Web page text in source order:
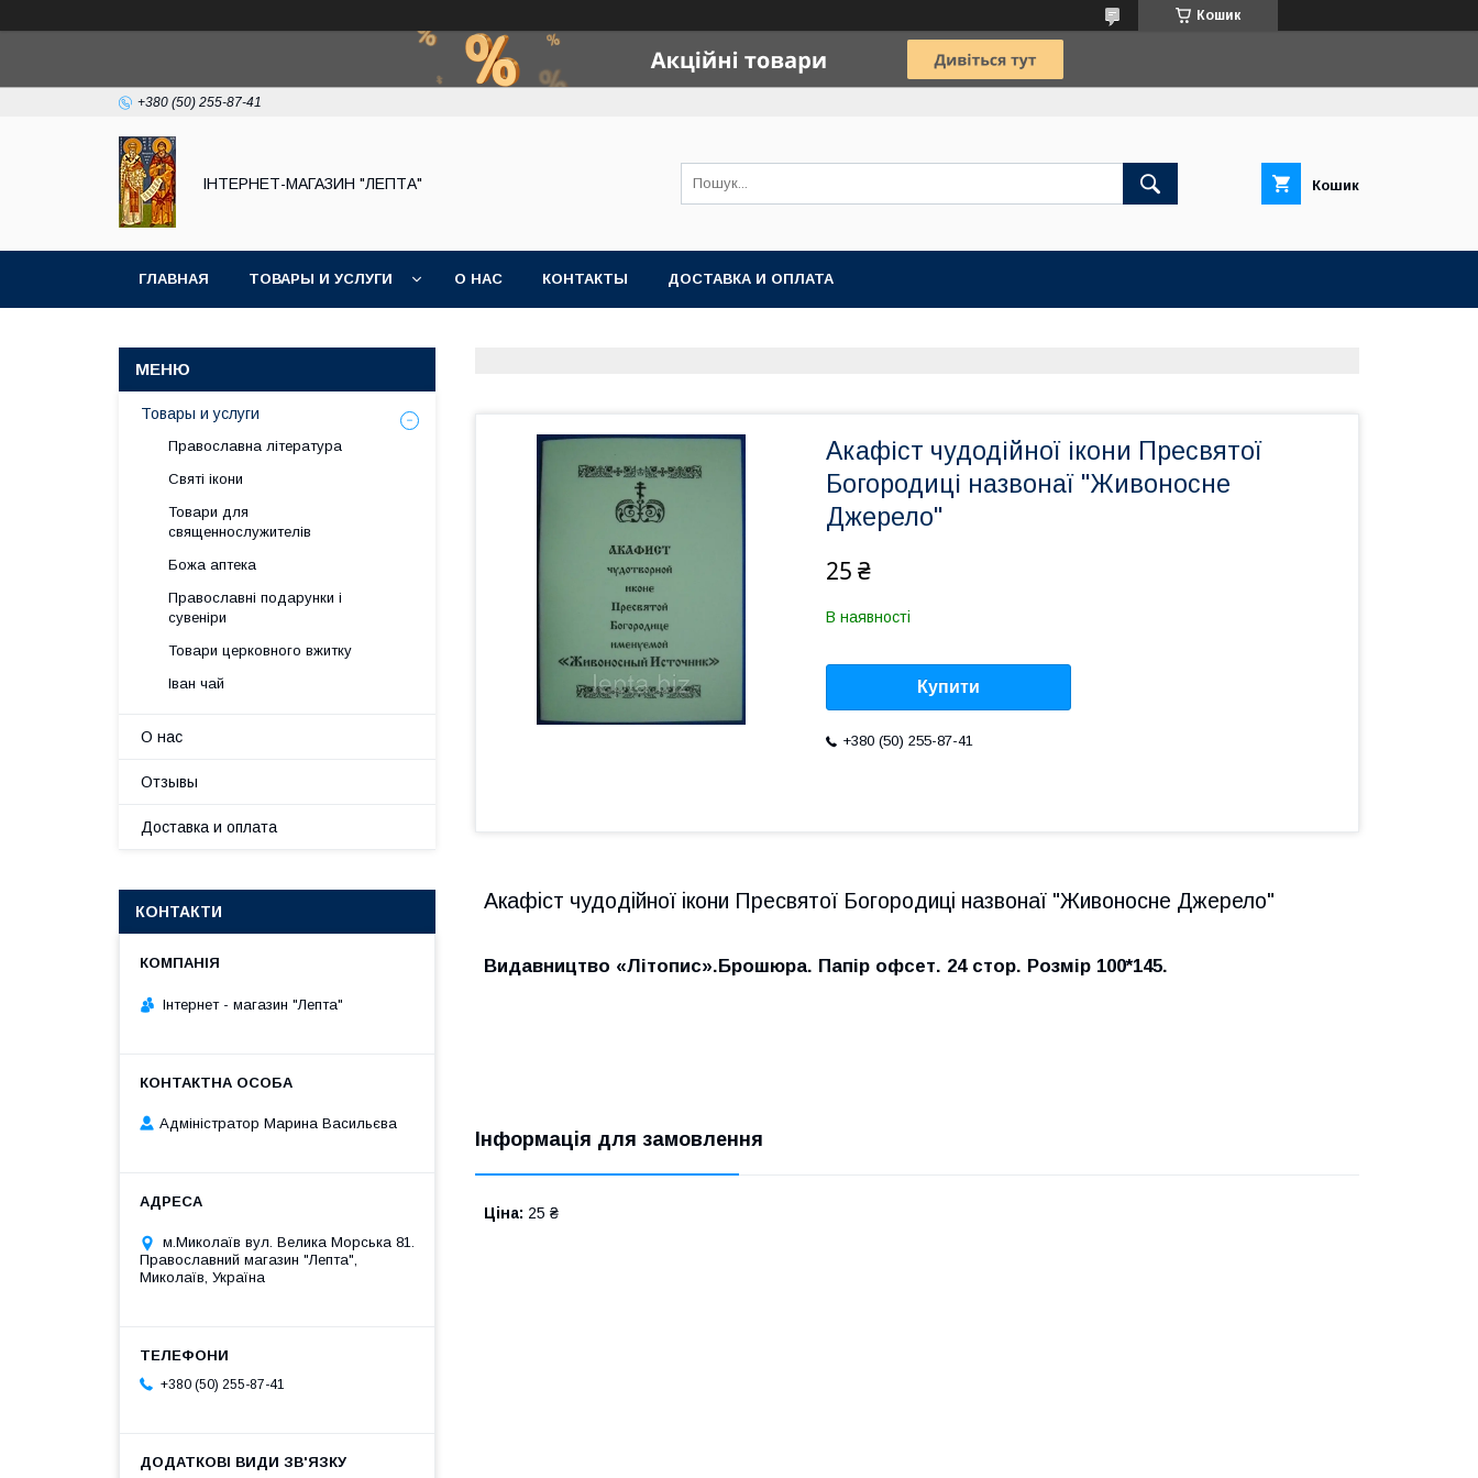
Кошик
+380 (50) 255-87-41
IНТЕРНЕТ-МАГАЗИН "ЛЕПТА" Кошик
ГЛАВНАЯ ТОВАРЫ И УСЛУГИ О НАС КОНТАКТЫ ДОСТАВКА И ОПЛАТА
Акафіст чудодійної ікони Пресвятої
Богородиці назвонаї "Живоносне
Джерело"
25 ₴
В наявності
Купити
+380 (50) 255-87-41
Акафіст чудодійної ікони Пресвятої Богородиці назвонаї "Живоносне Джерело"
Видавництво «Літопис».Брошюра. Папір офсет. 24 стор. Розмір 100*145.
Інформація для замовлення
Ціна: 25 ₴
Товары и услуги
Православна література
Святі ікони
Товари для
священнослужителів
Божа аптека
Православні подарунки і
сувеніри
Товари церковного вжитку
Іван чай
О нас
Отзывы
Доставка и оплата
КОНТАКТИ
Iнтернет - магазин "Лепта"
Адміністратор Марина Васильєва
м.Миколаїв вул. Велика Морська 81.
Православний магазин "Лепта",
Миколаїв, Україна
+380 (50) 255-87-41